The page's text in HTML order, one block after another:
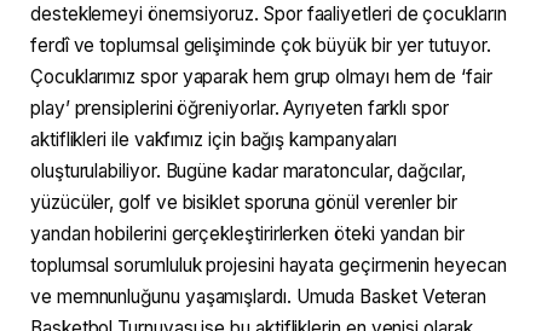
desteklemeyi önemsiyoruz. Spor faaliyetleri de çocukların
ferdî ve toplumsal gelişiminde çok büyük bir yer tutuyor.
Çocuklarımız spor yaparak hem grup olmayı hem de ‘fair
play’ prensiplerini öğreniyorlar. Ayrıyeten farklı spor
aktiflikleri ile vakfımız için bağış kampanyaları
oluşturulabiliyor. Bugüne kadar maratoncular, dağcılar,
yüzücüler, golf ve bisiklet sporuna gönül verenler bir
yandan hobilerini gerçekleştirirlerken öteki yandan bir
toplumsal sorumluluk projesini hayata geçirmenin heyecan
ve memnunluğunu yaşamışlardı. Umuda Basket Veteran